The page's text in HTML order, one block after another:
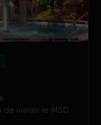
de visiter le MSC